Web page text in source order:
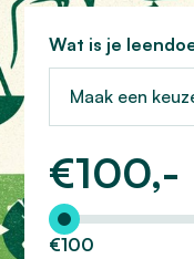
Wat is je
Maak een
€100,-
Hoeveel wilt u
€100